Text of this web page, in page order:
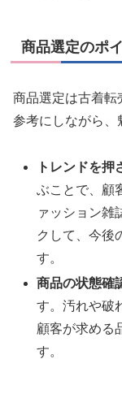
商品選定のポ
商品選定は古着転
参考にしながら、
トレンドを押
ぶことで、顧
ァッション雑
クして、今後
す。
商品の状態確
す。汚れや破
顧客が求める
す。